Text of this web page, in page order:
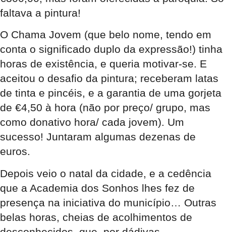
faltava a pintura!
O Chama Jovem (que belo nome, tendo em
conta o significado duplo da expressão!) tinha
horas de existência, e queria motivar-se. E
aceitou o desafio da pintura; receberam latas
de tinta e pincéis, e a garantia de uma gorjeta
de €4,50 à hora (não por preço/ grupo, mas
como donativo hora/ cada jovem). Um
sucesso! Juntaram algumas dezenas de
euros.
Depois veio o natal da cidade, e a cedência
que a Academia dos Sonhos lhes fez de
presença na iniciativa do município… Outras
belas horas, cheias de acolhimentos de